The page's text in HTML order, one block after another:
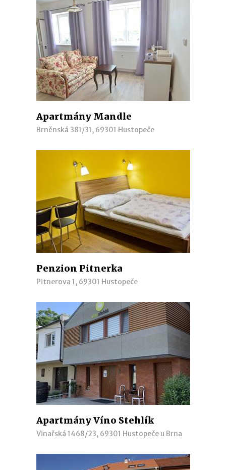
Apartmány Mandle
Brněnská 381/31, 69301 Hustopeče
Penzion Pitnerka
Pitnerova 1, 69301 Hustopeče
Apartmány Víno Stehlík
Vinařská 1468/23, 69301 Hustopeče u Brna